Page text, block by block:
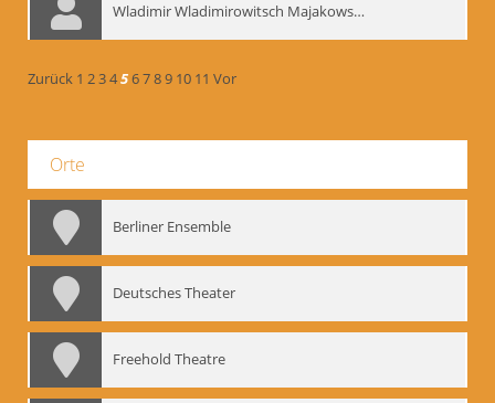
Wladimir Wladimirowitsch Majakowskij
Zurück 1 23456789 10 11 Vor
Orte
Berliner Ensemble
Deutsches Theater
Freehold Theatre